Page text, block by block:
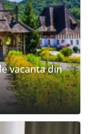
vacanta din